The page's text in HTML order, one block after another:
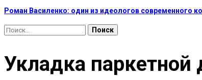
Роман Василенко: один из идеологов современного
Найти:
Укладка